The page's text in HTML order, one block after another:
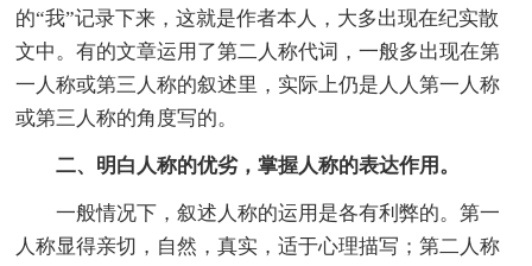
的“我”记录下来，这就是作者本人，大多出现在纪实散
文中。有的文章运用了第二人称代词，一般多出现在第
一人称或第三人称的叙述里，实际上仍是人人第一人称
或第三人称的角度写的。
二、明白人称的优劣，掌握人称的表达作用。
一般情况下，叙述人称的运用是各有利弊的。第一
人称显得亲切，自然，真实，适于心理描写；第二人称